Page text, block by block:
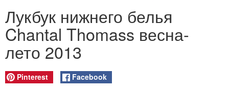
Лукбук нижнего белья
Chantal Thomass весна-
лето 2013
Pinterest Facebook